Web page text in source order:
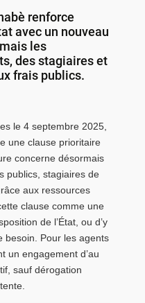
renforce
avec un nouveau
les
des stagiaires et
frais publics.
le 4 septembre 2025,
une clause prioritaire
concerne désormais
publics, stagiaires de
aux ressources
clause comme une
de l’État, ou d’y
besoin. Pour les agents
un engagement d’au
sauf dérogation